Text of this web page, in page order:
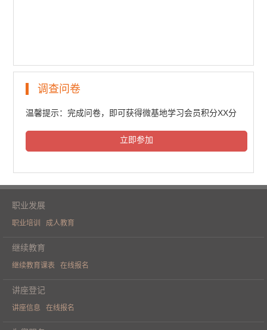
6609人次观看
民法典普法培训（三）
6544人次观看
《人工智能重构财务价值》学术论坛
调查问卷
温馨提示：完成问卷，即可获得微基地学习会员积分XX分
立即参加
职业发展
职业培训 成人教育
继续教育
继续教育课表 在线报名
讲座登记
讲座信息 在线报名